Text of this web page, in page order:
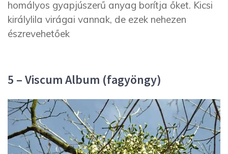
homályos gyapjúszerű anyag borítja őket. Kicsi
királylila virágai vannak, de ezek nehezen
észrevehetőek
5 – Viscum Album (fagyöngy)